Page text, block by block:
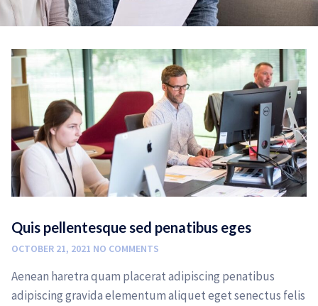
Quis pellentesque sed penatibus eges
OCTOBER 21, 2021 NO COMMENTS
Aenean haretra quam placerat adipiscing penatibus
adipiscing gravida elementum aliquet eget senectus felis